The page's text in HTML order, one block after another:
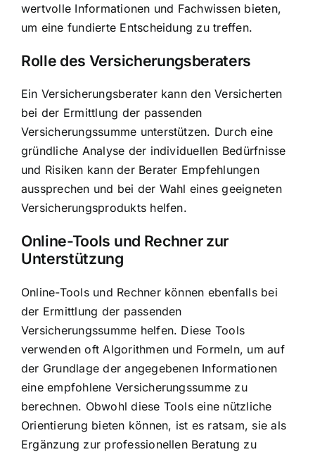
wertvolle Informationen und Fachwissen bieten,
um eine fundierte Entscheidung zu treffen.
Rolle des Versicherungsberaters
Ein Versicherungsberater kann den Versicherten
bei der Ermittlung der passenden
Versicherungssumme unterstützen. Durch eine
gründliche Analyse der individuellen Bedürfnisse
und Risiken kann der Berater Empfehlungen
aussprechen und bei der Wahl eines geeigneten
Versicherungsprodukts helfen.
Online-Tools und Rechner zur
Unterstützung
Online-Tools und Rechner können ebenfalls bei
der Ermittlung der passenden
Versicherungssumme helfen. Diese Tools
verwenden oft Algorithmen und Formeln, um auf
der Grundlage der angegebenen Informationen
eine empfohlene Versicherungssumme zu
berechnen. Obwohl diese Tools eine nützliche
Orientierung bieten können, ist es ratsam, sie als
Ergänzung zur professionellen Beratung zu